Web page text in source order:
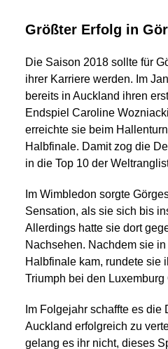
Größter Erfolg in
Die Saison 2018 sollte für
ihrer Karriere werden. Im
bereits in Auckland ihren
Endspiel Caroline
erreichte sie beim
Halbfinale. Damit zog die
in die Top 10 der
Im Wimbledon sorgte
Sensation, als sie sich bis
Allerdings hatte sie dort
Nachsehen. Nachdem sie
Halbfinale kam, rundete sie
Triumph bei den Luxemburg
Im Folgejahr schaffte es die
Auckland erfolgreich zu
gelang es ihr nicht, dieses